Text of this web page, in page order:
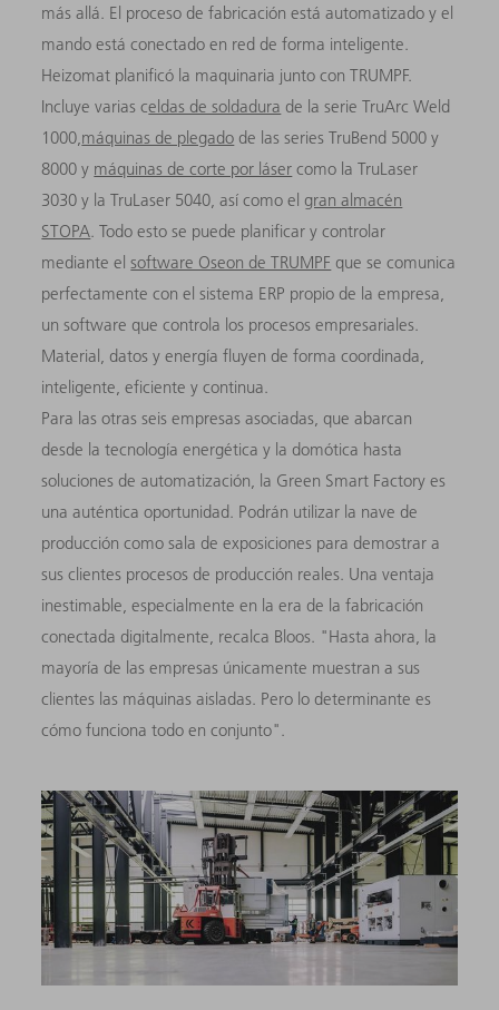
más allá. El proceso de fabricación está automatizado y el
mando está conectado en red de forma inteligente.
Heizomat planificó la maquinaria junto con TRUMPF.
Incluye varias celdas de soldadura de la serie TruArc Weld
1000, máquinas de plegado de las series TruBend 5000 y
8000 y máquinas de corte por láser como la TruLaser
3030 y la TruLaser 5040, así como el gran almacén
STOPA . Todo esto se puede planificar y controlar
mediante elsoftware Oseon de TRUMPF que se comunica
perfectamente con el sistema ERP propio de la empresa,
un software que controla los procesos empresariales.
Material, datos y energía fluyen de forma coordinada,
inteligente, eficiente y continua.
Para las otras seis empresas asociadas, que abarcan
desde la tecnología energética y la domótica hasta
soluciones de automatización, la Green Smart Factory es
una auténtica oportunidad. Podrán utilizar la nave de
producción como sala de exposiciones para demostrar a
sus clientes procesos de producción reales. Una ventaja
inestimable, especialmente en la era de la fabricación
conectada digitalmente, recalca Bloos. "Hasta ahora, la
mayoría de las empresas únicamente muestran a sus
clientes las máquinas aisladas. Pero lo determinante es
cómo funciona todo en conjunto".